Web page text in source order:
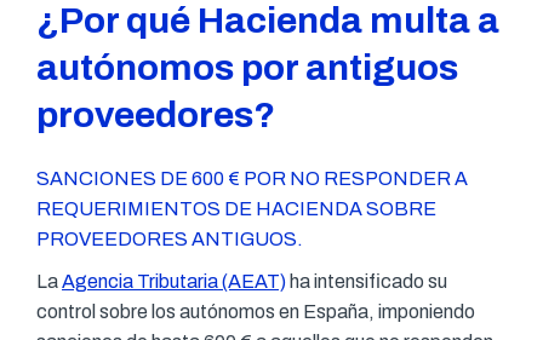
¿Por qué Hacienda multa a
autónomos por antiguos
proveedores?
SANCIONES DE 600 € POR NO RESPONDER A
REQUERIMIENTOS DE HACIENDA SOBRE
PROVEEDORES ANTIGUOS.
LaAgencia Tributaria (AEAT) ha intensificado su
control sobre los autónomos en España, imponiendo